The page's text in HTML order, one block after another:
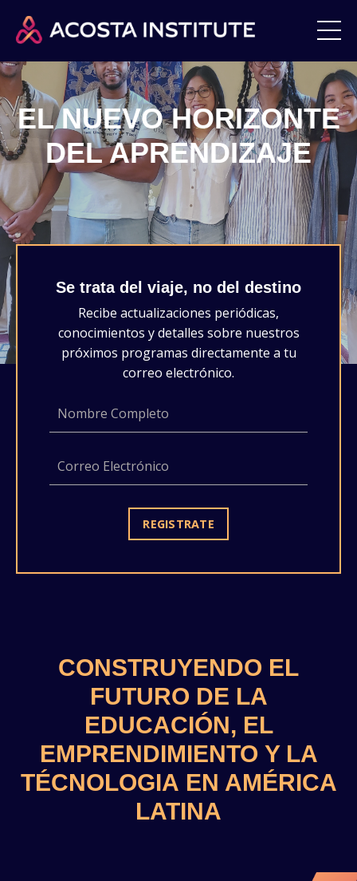
EL NUEVO HORIZONTE
DEL APRENDIZAJE
Se trata del viaje, no del destino
Recibe actualizaciones periódicas,
conocimientos y detalles sobre nuestros
próximos programas directamente a tu
correo electrónico.
REGISTRATE
CONSTRUYENDO EL
FUTURO DE LA
EDUCACIÓN, EL
EMPRENDIMIENTO Y LA
TÉCNOLOGIA EN AMÉRICA
LATINA